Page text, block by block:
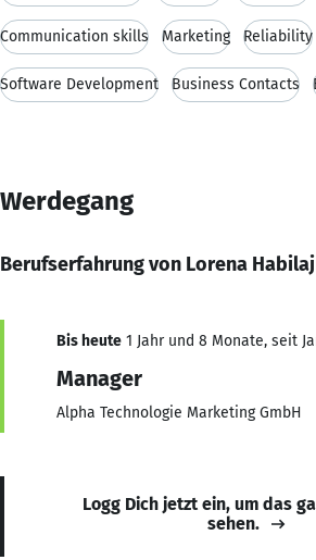
Communication skills Marketing Reliability
Software Development Business Contacts
Werdegang
Berufserfahrung von Lorena Habilaj
Bis heute 1 Jahr und 8 Monate, seit
Manager
Alpha Technologie Marketing GmbH
Logg Dich jetzt ein, um das
sehen.